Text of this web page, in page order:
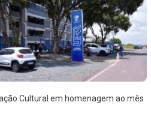
Cultural em homenagem ao mês